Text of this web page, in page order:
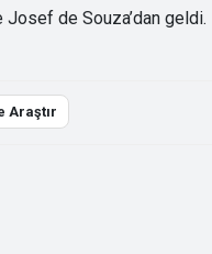
de Souza’dan geldi.
Araştır